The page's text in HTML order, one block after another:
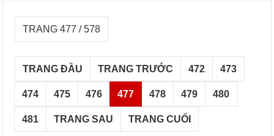
TRANG 477 / 578
TRANG ĐẦU TRANG TRƯỚC 472 473
474 475 476 477 478 479 480
481 TRANG SAU TRANG CUỐI